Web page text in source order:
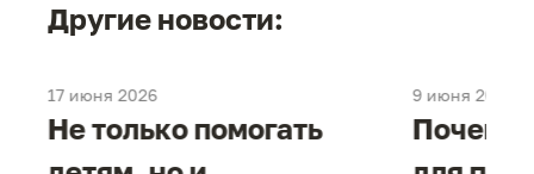
Другие новости:
17 июня 2026
Не только помогать
9 июня 2026
Почему